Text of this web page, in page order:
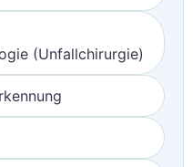
(Unfallchirurgie)